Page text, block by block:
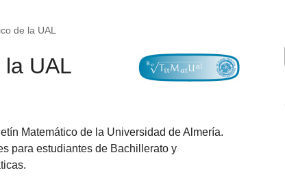
de la UAL
UAL
Matemático de la Universidad de Almería.
para estudiantes de Bachillerato y